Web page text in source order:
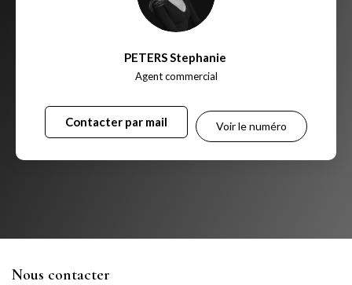
PETERS Stephanie
Agent commercial
Contacter par mail Voir le numéro
Nous contacter